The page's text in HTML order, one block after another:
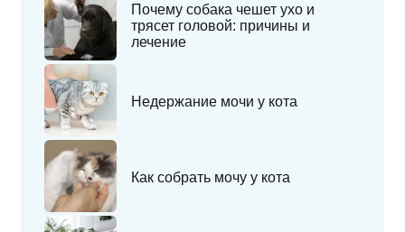
Почему собака чешет ухо и
трясет головой: причины и
лечение
Недержание мочи у кота
Как собрать мочу у кота